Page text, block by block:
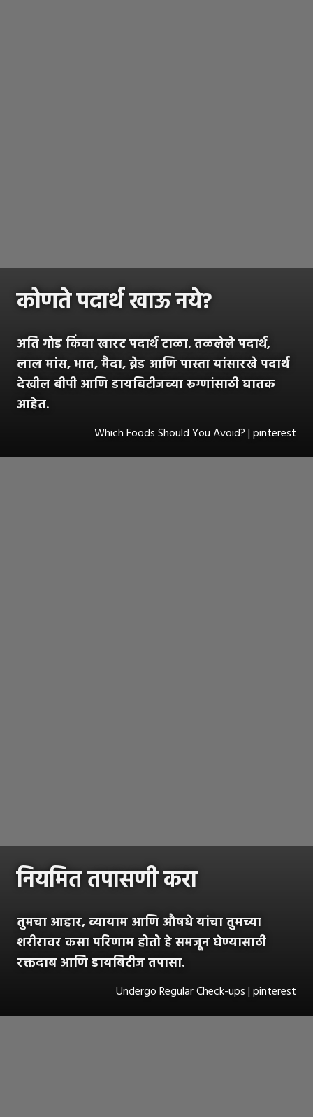
कोणते पदार्थ खाऊ नये?
अति गोड किंवा खारट पदार्थ टाळा. तळलेले पदार्थ,
लाल मांस, भात, मैदा, ब्रेड आणि पास्ता यांसारखे पदार्थ
देखील बीपी आणि डायबिटीजच्या रुग्णांसाठी घातक
आहेत.
Which Foods Should You Avoid? | pinterest
नियमित तपासणी करा
तुमचा आहार, व्यायाम आणि औषधे यांचा तुमच्या
शरीरावर कसा परिणाम होतो हे समजून घेण्यासाठी
रक्तदाब आणि डायबिटीज तपासा.
Undergo Regular Check-ups | pinterest